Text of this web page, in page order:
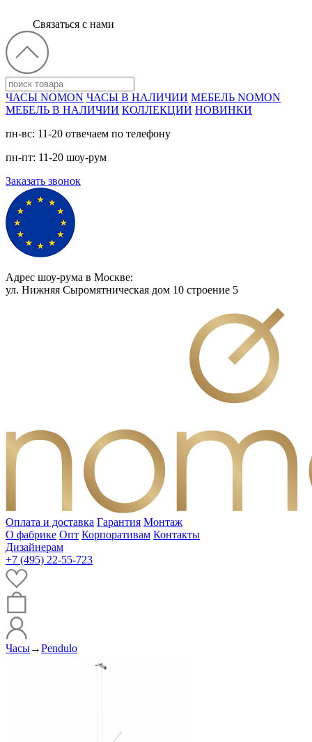
Связаться с нами
ЧАСЫ NOMON ЧАСЫ В НАЛИЧИИ МЕБЕЛЬ NOMON
МЕБЕЛЬ В НАЛИЧИИ КОЛЛЕКЦИИ НОВИНКИ
пн-вс: 11-20 отвечаем по телефону
пн-пт: 11-20 шоу-рум
Заказать звонок
Адрес шоу-рума в Москве:
ул. Нижняя Сыромятническая дом 10 cтроение 5
Оплата и доставка Гарантия Монтаж
О фабрике Опт Корпоративам Контакты
Дизайнерам
+7 (495) 22-55-723
Часы→Pendulo